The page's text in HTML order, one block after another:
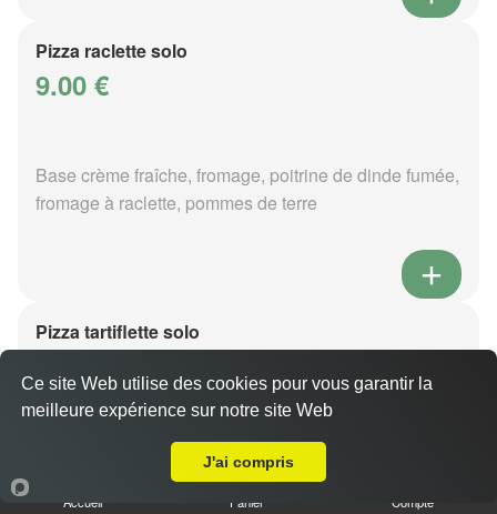
Pizza raclette solo
9.00 €
Base crème fraîche, fromage, poitrine de dinde fumée,
fromage à raclette, pommes de terre
Pizza tartiflette solo
Base crème fraîche, fromage, poitrine de dinde fumée,
reblochon, pommes de terre
Accueil Panier Compte
Ce site Web utilise des cookies pour vous garantir la
meilleure expérience sur notre site Web
J'ai compris